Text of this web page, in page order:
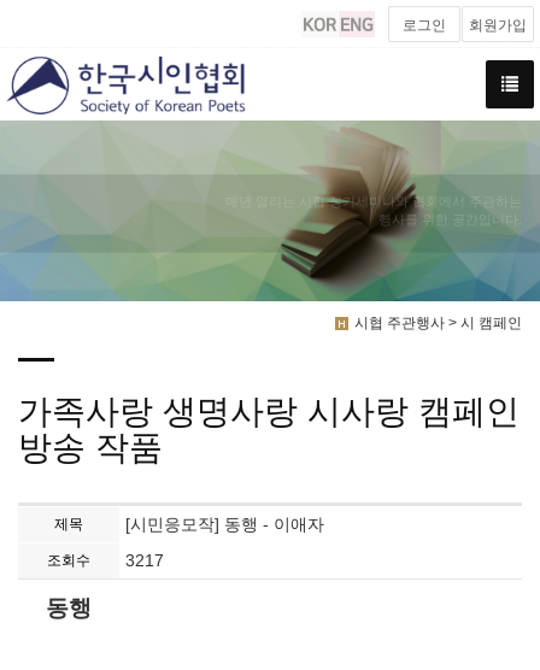
로그인 회원가입
매년 열리는 시협 정기세미나와 협회에서 주관하는
행사를 위한 공간입니다.
시협 주관행사 > 시 캠페인
가족사랑 생명사랑 시사랑 캠페인
방송 작품
제목 [시민응모작] 동행 - 이애자
조회수 3217
동행